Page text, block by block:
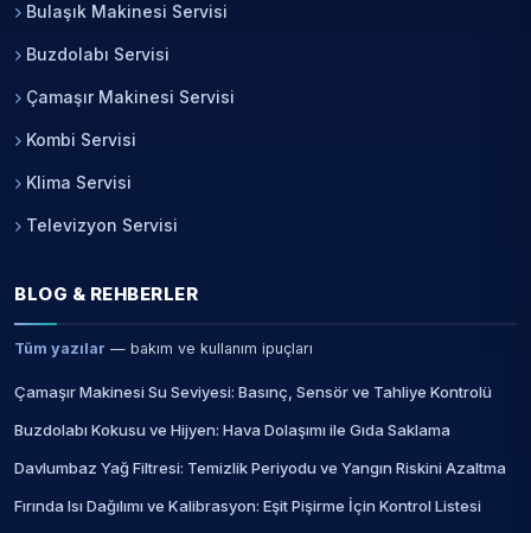
Bulaşık Makinesi Servisi
Buzdolabı Servisi
Çamaşır Makinesi Servisi
Kombi Servisi
Klima Servisi
Televizyon Servisi
BLOG & REHBERLER
Tüm yazılar — bakım ve kullanım ipuçları
Çamaşır Makinesi Su Seviyesi: Basınç, Sensör ve Tahliye Kontrolü
Buzdolabı Kokusu ve Hijyen: Hava Dolaşımı ile Gıda Saklama
Davlumbaz Yağ Filtresi: Temizlik Periyodu ve Yangın Riskini Azaltma
Fırında Isı Dağılımı ve Kalibrasyon: Eşit Pişirme İçin Kontrol Listesi